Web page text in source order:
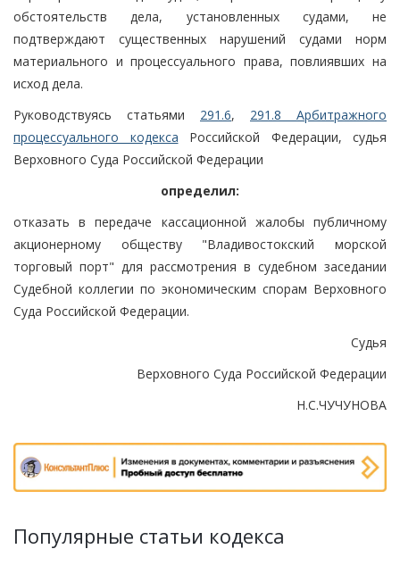
обстоятельств дела, установленных судами, не
подтверждают существенных нарушений судами норм
материального и процессуального права, повлиявших на
исход дела.
Руководствуясь статьями 291.6, 291.8 Арбитражного
процессуального кодекса Российской Федерации, судья
Верховного Суда Российской Федерации
определил:
отказать в передаче кассационной жалобы публичному
акционерному обществу "Владивостокский морской
торговый порт" для рассмотрения в судебном заседании
Судебной коллегии по экономическим спорам Верховного
Суда Российской Федерации.
Судья
Верховного Суда Российской Федерации
Н.С.ЧУЧУНОВА
Популярные статьи кодекса